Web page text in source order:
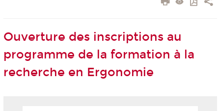
Ouverture des inscriptions au
programme de la formation à la
recherche en Ergonomie